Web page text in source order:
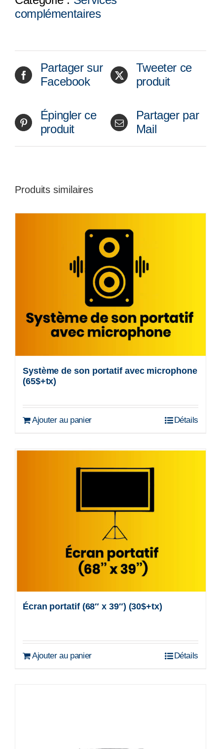
supplémentaire
complémentaires
Partager sur
Facebook
Tweeter ce
produit
Épingler ce
produit
Partager par
Mail
Produits similaires
Système de son portatif avec microphone
(65$+tx)
Ajouter au panier Détails
Écran portatif (68″ x 39″) (30$+tx)
Ajouter au panier Détails